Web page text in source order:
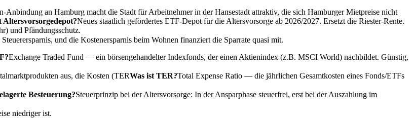
an Hamburg macht die Stadt für Arbeitnehmer in der Hansestadt attraktiv, die sich Hamburger Mietpreise nicht
Altersvorsorgedepot?Neues staatlich gefördertes ETF-Depot für die Altersvorsorge ab 2026/2027. Ersetzt die Riester-Rente.
und Pfändungsschutz.
und die Kostenersparnis beim Wohnen finanziert die Sparrate quasi mit.
Exchange Traded Fund — ein börsengehandelter Indexfonds, der einen Aktienindex (z.B. MSCI World) nachbildet. Günstig,
aus, die Kosten (TERWas ist TER?Total Expense Ratio — die jährlichen Gesamtkosten eines Fonds/ETFs
Besteuerung?Steuerprinzip bei der Altersvorsorge: In der Ansparphase steuerfrei, erst bei der Auszahlung im
niedriger ist.